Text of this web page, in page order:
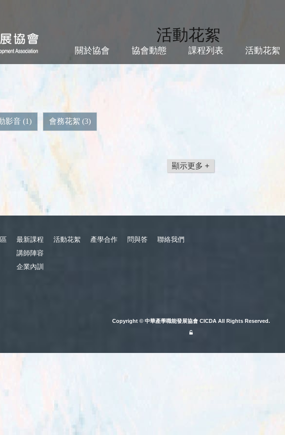
關於協會 協會動態 課程列表 活動花絮
活動花絮
影音 (1) 會務花絮 (3)
顯示更多 +
最新課程
講師陣容
企業內訓
活動花絮 產學合作 問與答 聯絡我們
Copyright © 中華產學職能發展協會 CICDA All Rights Reserved.